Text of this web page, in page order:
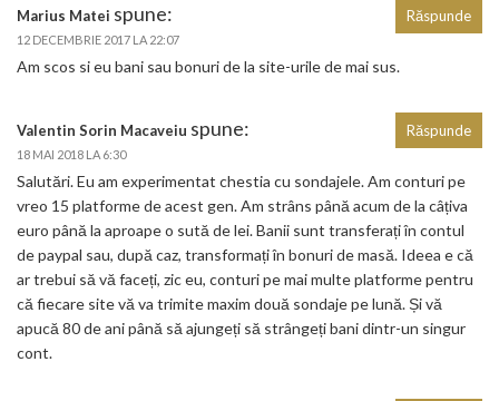
Marius Matei spune:
12 DECEMBRIE 2017 LA 22:07
Am scos si eu bani sau bonuri de la site-urile de mai sus.
Răspunde
Valentin Sorin Macaveiu spune:
18 MAI 2018 LA 6:30
Salutări. Eu am experimentat chestia cu sondajele. Am conturi pe
vreo 15 platforme de acest gen. Am strâns până acum de la câțiva
euro până la aproape o sută de lei. Banii sunt transferați în contul
de paypal sau, după caz, transformați în bonuri de masă. Ideea e că
ar trebui să vă faceți, zic eu, conturi pe mai multe platforme pentru
că fiecare site vă va trimite maxim două sondaje pe lună. Și vă
apucă 80 de ani până să ajungeți să strângeți bani dintr-un singur
cont.
Răspunde